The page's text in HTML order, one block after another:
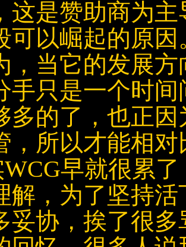
这是赞助商为
可以崛起的原
，当它的发展
手只是一个时
多的了，也正
，所以才能相
早就很累
解，为了坚持
妥协，挨了很